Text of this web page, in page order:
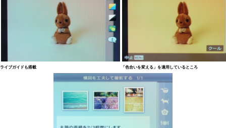
ライブガイドも搭載 「色合いを変える」を適用しているところ